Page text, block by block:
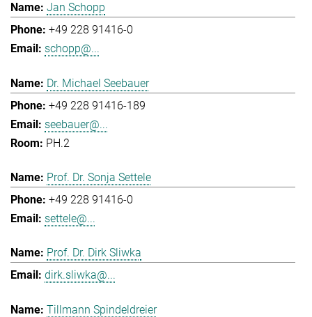
Jan Schopp
+49 228 91416-0
schopp@...
Dr. Michael Seebauer
+49 228 91416-189
seebauer@...
PH.2
Prof. Dr. Sonja Settele
+49 228 91416-0
settele@...
Prof. Dr. Dirk Sliwka
dirk.sliwka@...
Tillmann Spindeldreier